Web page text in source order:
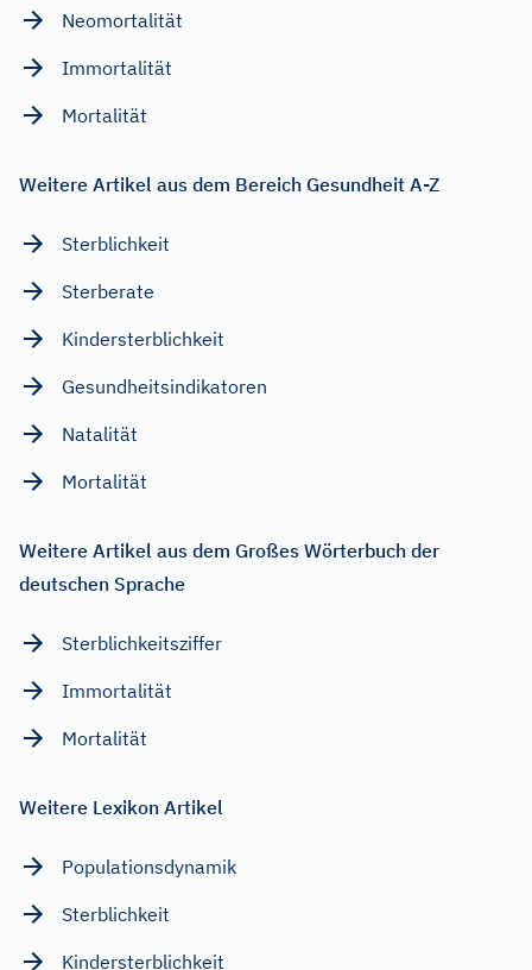
Neomortalität
Immortalität
Mortalität
Weitere Artikel aus dem Bereich Gesundheit A-Z
Sterblichkeit
Sterberate
Kindersterblichkeit
Gesundheitsindikatoren
Natalität
Mortalität
Weitere Artikel aus dem Großes Wörterbuch der
deutschen Sprache
Sterblichkeitsziffer
Immortalität
Mortalität
Weitere Lexikon Artikel
Populationsdynamik
Sterblichkeit
Kindersterblichkeit